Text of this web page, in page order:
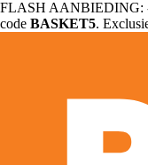
FLASH AANBIEDING: -
code BASKET5.